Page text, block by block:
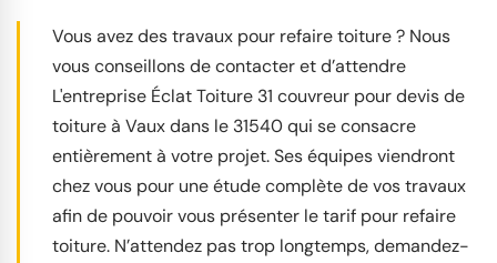
Vous avez des travaux pour refaire toiture ? Nous
vous conseillons de contacter et d’attendre
L'entreprise Éclat Toiture 31 couvreur pour devis de
toiture à Vaux dans le 31540 qui se consacre
entièrement à votre projet. Ses équipes viendront
chez vous pour une étude complète de vos travaux
afin de pouvoir vous présenter le tarif pour refaire
toiture. N’attendez pas trop longtemps, demandez-